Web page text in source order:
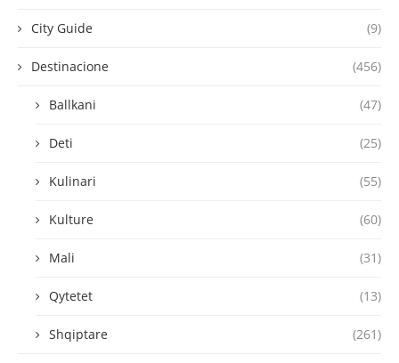
City Guide (9)
Destinacione (456)
Ballkani (47)
Deti (25)
Kulinari (55)
Kulture (60)
Mali (31)
Qytetet (13)
Shqiptare (261)